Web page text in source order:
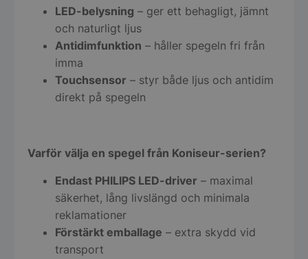
LED-belysning – ger ett behagligt, jämnt
och naturligt ljus
Antidimfunktion – håller spegeln fri från
imma
Touchsensor – styr både ljus och antidim
direkt på spegeln
Varför välja en spegel från Koniseur-serien?
Endast PHILIPS LED-driver – maximal
säkerhet, lång livslängd och minimala
reklamationer
Förstärkt emballage – extra skydd vid
transport